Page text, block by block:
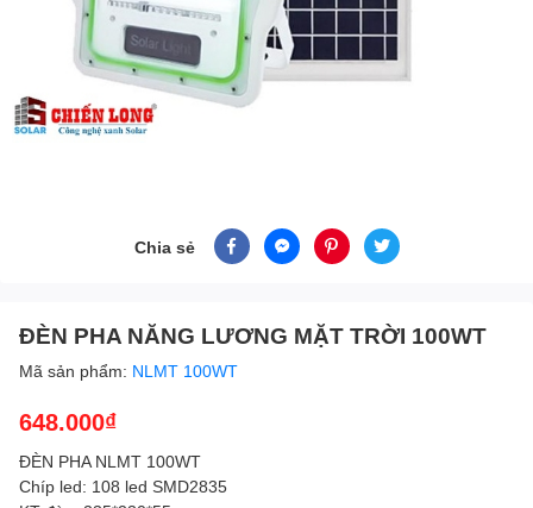
Chia sẻ
ĐÈN PHA NĂNG LƯƠNG MẶT TRỜI 100WT
Mã sản phẩm: NLMT 100WT
648.000₫
ĐÈN PHA NLMT 100WT
Chíp led: 108 led SMD2835